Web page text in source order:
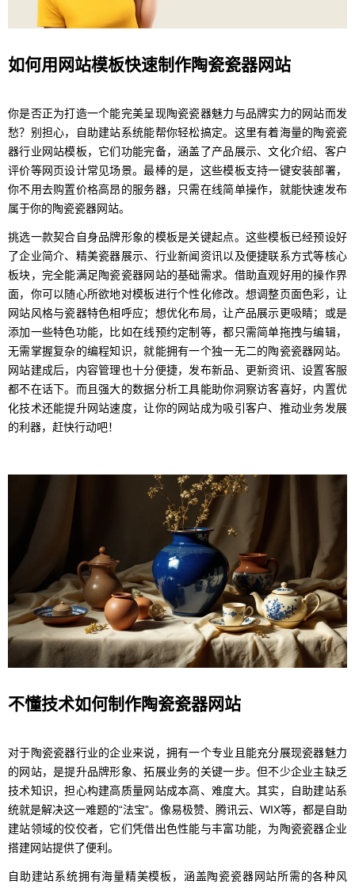
如何用网站模板快速制作陶瓷瓷器网站
你是否正为打造一个能完美呈现陶瓷瓷器魅力与品牌实力的网站而发
愁？别担心，自助建站系统能帮你轻松搞定。这里有着海量的陶瓷瓷
器行业网站模板，它们功能完备，涵盖了产品展示、文化介绍、客户
评价等网页设计常见场景。最棒的是，这些模板支持一键安装部署，
你不用去购置价格高昂的服务器，只需在线简单操作，就能快速发布
属于你的陶瓷瓷器网站。
挑选一款契合自身品牌形象的模板是关键起点。这些模板已经预设好
了企业简介、精美瓷器展示、行业新闻资讯以及便捷联系方式等核心
板块，完全能满足陶瓷瓷器网站的基础需求。借助直观好用的操作界
面，你可以随心所欲地对模板进行个性化修改。想调整页面色彩，让
网站风格与瓷器特色相呼应；想优化布局，让产品展示更吸睛；或是
添加一些特色功能，比如在线预约定制等，都只需简单拖拽与编辑，
无需掌握复杂的编程知识，就能拥有一个独一无二的陶瓷瓷器网站。
网站建成后，内容管理也十分便捷，发布新品、更新资讯、设置客服
都不在话下。而且强大的数据分析工具能助你洞察访客喜好，内置优
化技术还能提升网站速度，让你的网站成为吸引客户、推动业务发展
的利器，赶快行动吧！
不懂技术如何制作陶瓷瓷器网站
对于陶瓷瓷器行业的企业来说，拥有一个专业且能充分展现瓷器魅力
的网站，是提升品牌形象、拓展业务的关键一步。但不少企业主缺乏
技术知识，担心构建高质量网站成本高、难度大。其实，自助建站系
统就是解决这一难题的“法宝”。像易极赞、腾讯云、WIX等，都是自助
建站领域的佼佼者，它们凭借出色性能与丰富功能，为陶瓷瓷器企业
搭建网站提供了便利。
自助建站系统拥有海量精美模板，涵盖陶瓷瓷器网站所需的各种风